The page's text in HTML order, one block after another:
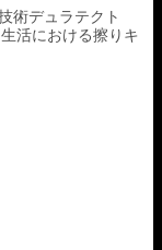
術デュラテクト
活における擦りキ